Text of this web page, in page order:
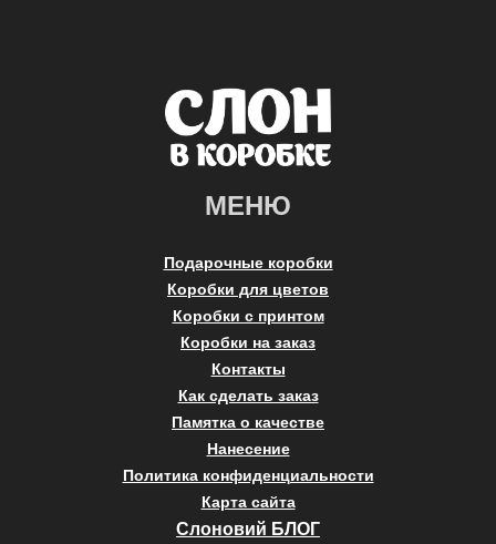
МЕНЮ
Подарочные коробки
Коробки для цветов
Коробки с принтом
Коробки на заказ
Контакты
Как сделать заказ
Памятка о качестве
Нанесение
Политика конфиденциальности
Карта сайта
Слоновий БЛОГ